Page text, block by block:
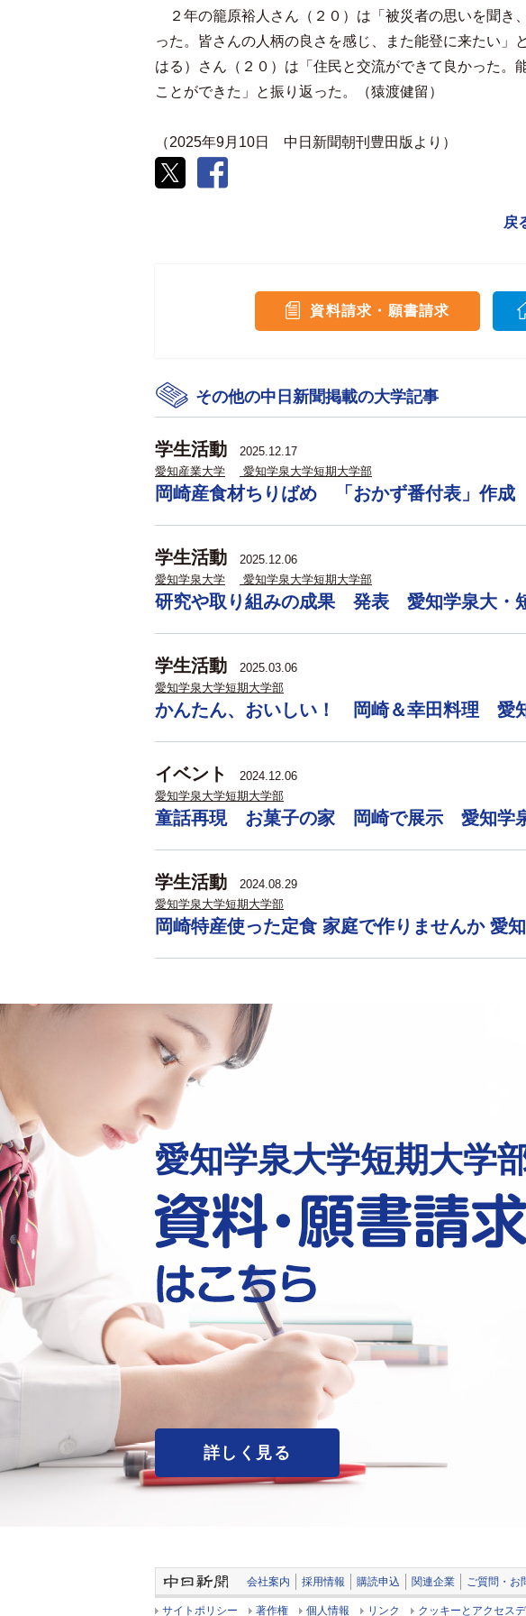
２年の籠原裕人さん（２０）は「被災者の思いを聞き
った。皆さんの人柄の良さを感じ、また能登に来たい」
はる）さん（２０）は「住民と交流ができて良かった
ことができた」と振り返った。（猿渡健留）
（2025年9月10日 中日新聞朝刊豊田版より）
戻
資料請求・願書請求
その他の中日新聞掲載の大学記事
学生活動
2025.12.17
愛知産業大学
愛知学泉大学短期大学部
岡崎産食材ちりばめ 「おかず番付表」作
学生活動
2025.12.06
愛知学泉大学
愛知学泉大学短期大学部
研究や取り組みの成果 発表 愛知学泉大・
学生活動
2025.03.06
愛知学泉大学短期大学部
かんたん、おいしい！ 岡崎＆幸田料理 愛
イベント
2024.12.06
愛知学泉大学短期大学部
童話再現 お菓子の家 岡崎で展示 愛知学
学生活動
2024.08.29
愛知学泉大学短期大学部
岡崎特産使った定食 家庭で作りませんか 愛
愛知学泉大学短期大学
詳しく見る
会社案内 採用情報 購読申込 関連企業 ご質問・お
サイトポリシー 著作権 個人情報 リンク クッキーとアクセス